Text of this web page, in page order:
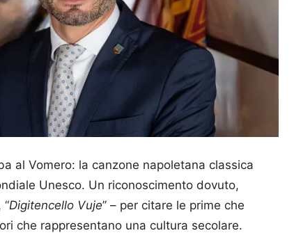
al Vomero: la canzone napoletana classica
Unesco. Un riconoscimento dovuto,
“Digitencello Vuje” – per citare le prime che
che rappresentano una cultura secolare.